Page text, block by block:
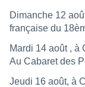
Dimanche 12
française du
Mardi 14 août , à
Au Cabaret des
Jeudi 16 août, à